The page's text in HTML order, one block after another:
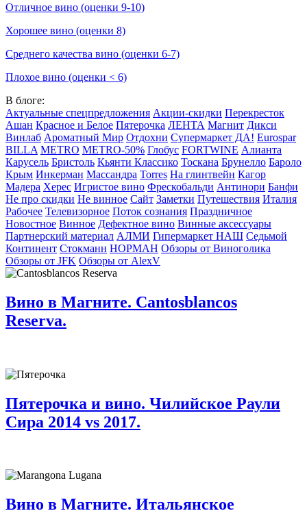
Отличное вино (оценки 9-10)
Хорошее вино (оценки 8)
Среднего качества вино (оценки 6-7)
Плохое вино (оценки < 6)
В блоге:
Актуальные спецпредложения Акции-скидки Перекресток
Ашан Красное и Белое Пятерочка ЛЕНТА Магнит Дикси
Винлаб Ароматный Мир Отдохни Супермаркет ДА! Eurospar
BILLA METRO METRO-50% Глобус FORTWINE Алианта
Карусель Бристоль Кьянти Классико Тоскана Брунелло Бароло
Крым Инкерман Массандра Torres На глинтвейн Кагор
Мадера Херес Игристое вино Фрескобальди Антинори Банфи
Не про скидки Не винное Сайт Заметки Путешествия Италия
Рабочее Телевизорное Поток сознания Праздничное
Новостное Винное Дефектное вино Винные аксессуары
Партнерский материал АЛМИ Гипермаркет НАШ Седьмой
Континент Стокманн НОРМАН Обзоры от Виноголика
Обзоры от JFK Обзоры от AlexV
Вино в Магните. Cantosblancos
Reserva.
Пятерочка и вино. Чилийское Раули
Сира 2014 vs 2017.
Вино в Магните. Итальянское